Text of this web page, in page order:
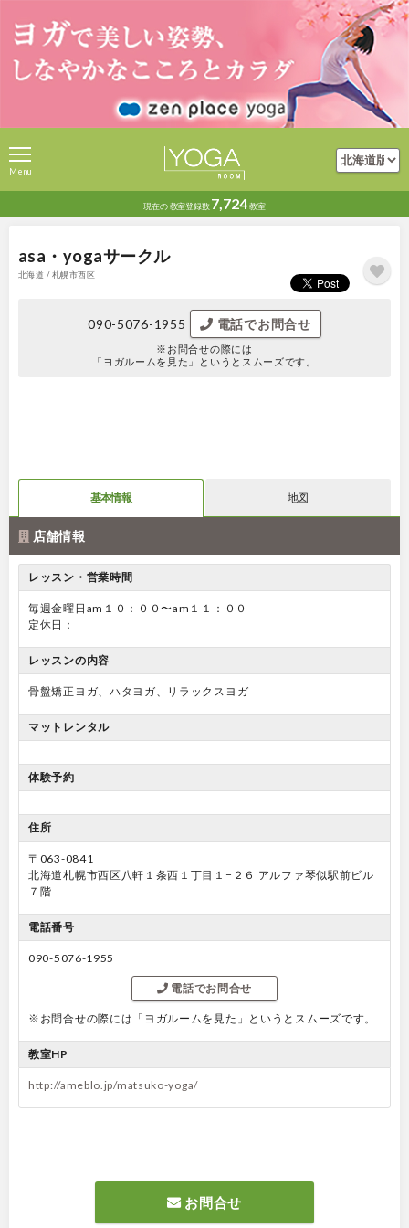
現在の教室登録数 7,724教室
Menu
asa・yogaサークル
北海道 / 札幌市西区
090-5076-1955 電話でお問合せ
※お問合せの際には
「ヨガルームを見た」というとスムーズです。
基本情報 地図
店舗情報
レッスン・営業時間
毎週金曜日am１０：００〜am１１：００
定休日：
レッスンの内容
骨盤矯正ヨガ、ハタヨガ、リラックスヨガ
マットレンタル
体験予約
住所
〒063-0841
北海道札幌市西区八軒１条西１丁目１−２６ アルファ琴似駅前ビル
７階
電話番号
090-5076-1955
電話でお問合せ
※お問合せの際には「ヨガルームを見た」というとスムーズです。
教室HP
http://ameblo.jp/matsuko-yoga/
お問合せ